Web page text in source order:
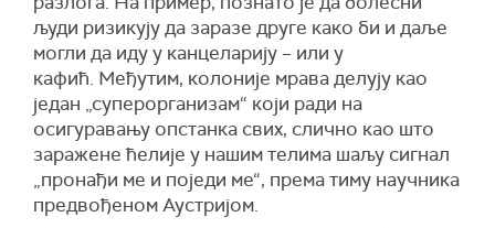
људи ризикују да заразе друге како би и даље
могли да иду у канцеларију – или у
кафић. Међутим, колоније мрава делују као
један „суперорганизам“ који ради на
осигуравању опстанка свих, слично као што
заражене ћелије у нашим телима шаљу сигнал
„пронађи ме и поједи ме“, према тиму научника
предвођеном Аустријом.